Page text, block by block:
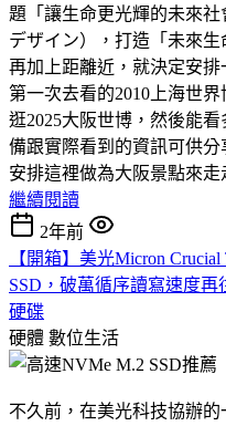
題「讓生命更光輝的未來
デザイン），打造「未來
再加上距離近，就決定安
第一次去看的2010上海世
逛2025大阪世博，然後能
備跟實際看到的資訊可供
安排這裡做為大阪景點來走
繼續閱讀
2年前
【開箱】美光Micron
SSD，破萬循序讀寫速度
硬碟
硬體 數位生活
不久前，在美光科技協辦